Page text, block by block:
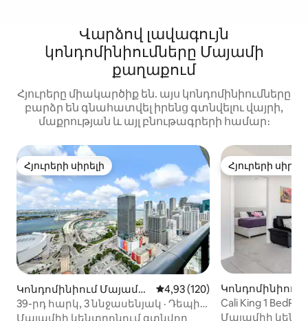
Վարձով լավագույն
կոնդոմինիումները Մայամի
քաղաքում
Հյուրերը միակարծիք են. այս կոնդոմինիումները
բարձր են գնահատվել իրենց գտնվելու վայրի,
մաքրության և այլ բնութագրերի համար։
Հյուրերի սիրելի
Հյուրերի սիրելի
Կոնդոմինիում Մայամի
կենտրոն-ում
Միջին վարկանիշը՝ 5-ից
4,93 (120)
39-րդ հարկ, 3 ննջասենյակ · Դեպի
ծովածոց և քաղաք բացվող
Մայամիի կենտրոնում գտնվող
Հյուրերի
Հյուրերի
Կոնդոմինիում
կենտրոն-ում
Cali King 1
մարզասրահի
Մայամիի